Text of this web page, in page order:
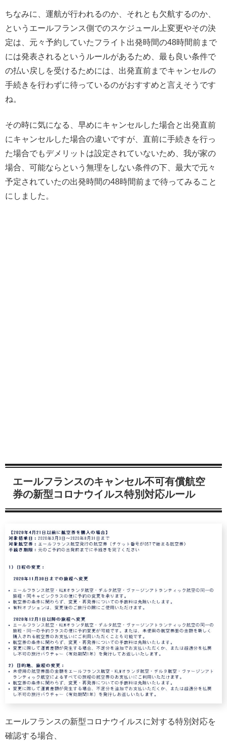
ちなみに、運航が行われるのか、それとも欠航するのか、
というエールフランス側でのスケジュール上変更やその決
定は、元々予約していたフライト出発時間の48時間前まで
には発表されるというルールがあるため、最も良い条件で
の払い戻しを受けるためには、出発直前までキャンセルの
手続きを行わずに待っているのがおすすめと言えそうです
ね。
その時に気になる、早めにキャンセルした場合と出発直前
にキャンセルした場合の違いですが、直前に手続きを行っ
た場合でもデメリットは設定されていないため、我が家の
場合、可能ならという無理をしない条件の下、最大で元々
予定されていたの出発時間の48時間前まで待ってみること
にしました。
エールフランスのキャンセル不可有償航空
券の新型コロナウイルス特別対応ルール
エールフランスの新型コロナウイルスに対する特別対応を
確認する場合、